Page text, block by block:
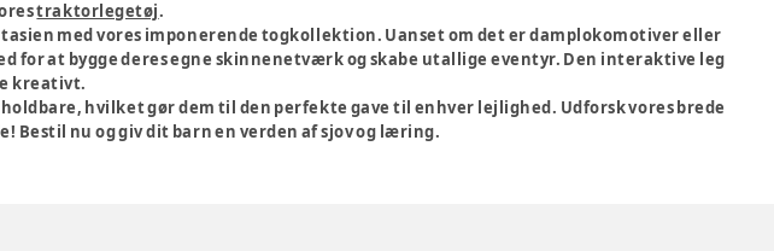
traktorlegetøj.
med vores imponerende togkollektion. Uanset om det er damplokomotiver eller
for at bygge deres egne skinnenetværk og skabe utallige eventyr. Den interaktive leg
kreativt.
hvilket gør dem til den perfekte gave til enhver lejlighed. Udforsk vores brede
Bestil nu og giv dit barn en verden af sjov og læring.